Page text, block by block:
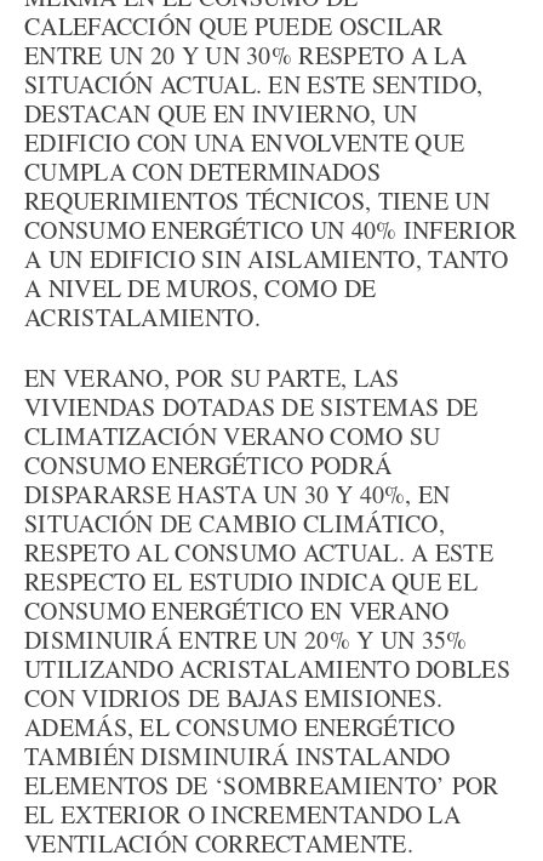
CALEFACCIÓN QUE PUEDE OSCILAR
ENTRE UN 20 Y UN 30% RESPETO A LA
SITUACIÓN ACTUAL. EN ESTE SENTIDO,
DESTACAN QUE EN INVIERNO, UN
EDIFICIO CON UNA ENVOLVENTE QUE
CUMPLA CON DETERMINADOS
REQUERIMIENTOS TÉCNICOS, TIENE UN
CONSUMO ENERGÉTICO UN 40% INFERIOR
A UN EDIFICIO SIN AISLAMIENTO, TANTO
A NIVEL DE MUROS, COMO DE
ACRISTALAMIENTO.
EN VERANO, POR SU PARTE, LAS
VIVIENDAS DOTADAS DE SISTEMAS DE
CLIMATIZACIÓN VERANO COMO SU
CONSUMO ENERGÉTICO PODRÁ
DISPARARSE HASTA UN 30 Y 40%, EN
SITUACIÓN DE CAMBIO CLIMÁTICO,
RESPETO AL CONSUMO ACTUAL. A ESTE
RESPECTO EL ESTUDIO INDICA QUE EL
CONSUMO ENERGÉTICO EN VERANO
DISMINUIRÁ ENTRE UN 20% Y UN 35%
UTILIZANDO ACRISTALAMIENTO DOBLES
CON VIDRIOS DE BAJAS EMISIONES.
ADEMÁS, EL CONSUMO ENERGÉTICO
TAMBIÉN DISMINUIRÁ INSTALANDO
ELEMENTOS DE ‘SOMBREAMIENTO’ POR
EL EXTERIOR O INCREMENTANDO LA
VENTILACIÓN CORRECTAMENTE.